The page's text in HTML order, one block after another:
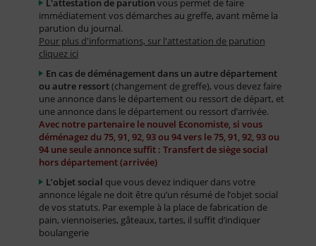
L'attestation de parution vous permet de faire
immédiatement vos démarches au greffe, avant même la
parution du journal.
Pour plus d'informations, sur l'attestation de parution
cliquez ici
En cas de déménagement dans un autre département
ou autre ressort(changement de greffe), vous devez faire
une annonce dans le département ou ressort de départ, et
une annonce dans le département ou ressort d’arrivée.
Avec notre partenaire le nouvel Economiste, si vous
déménagez du 75, 91, 92, 93 ou 94 vers le 75, 91, 92, 93 ou
94 une seule annonce suffit : Transfert de siège social
hors département (arrivée)
L’objet social que vous devez indiquer dans votre
annonce légale ne doit être qu’un résumé de l’objet social
de vos statuts. Par exemple à la place de fabrication de
pain, viennoiseries, gâteaux, tartes, il suffit d’indiquer
boulangerie